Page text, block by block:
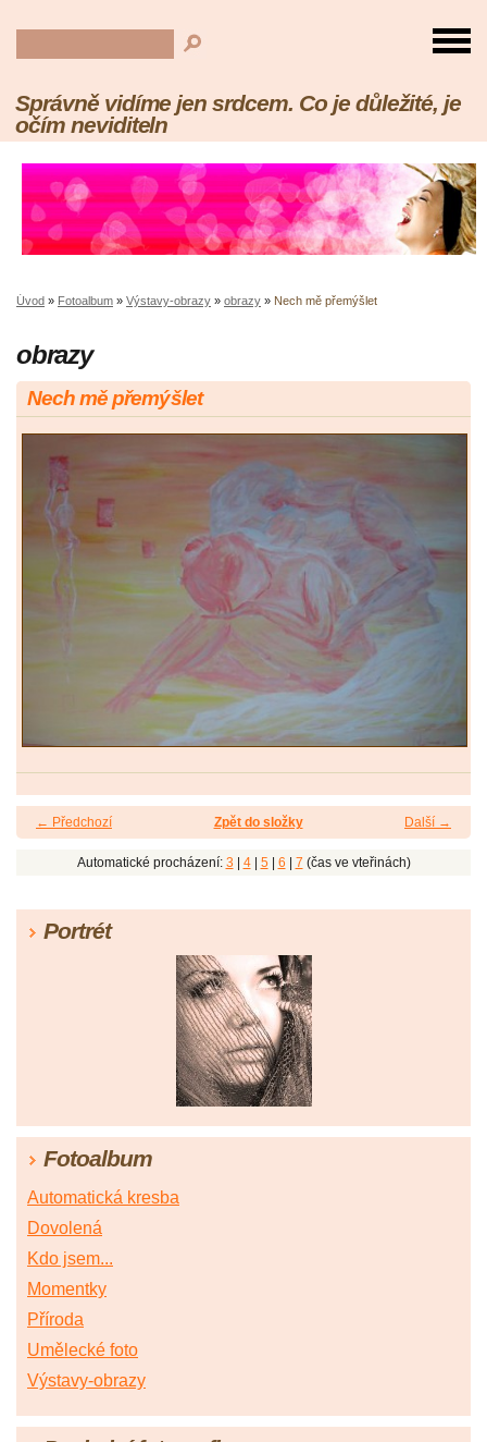
Správně vidíme jen srdcem. Co je důležité, je
očím neviditeln
Úvod » Fotoalbum » Výstavy-obrazy » obrazy » Nech mě přemýšlet
obrazy
Nech mě přemýšlet
← Předchozí Další →
Zpět do složky
Automatické procházení: 3 4| 5| 6 7 (čas ve vteřinách)
Portrét
Fotoalbum
Automatická kresba
Dovolená
Kdo jsem...
Momentky
Příroda
Umělecké foto
Výstavy-obrazy